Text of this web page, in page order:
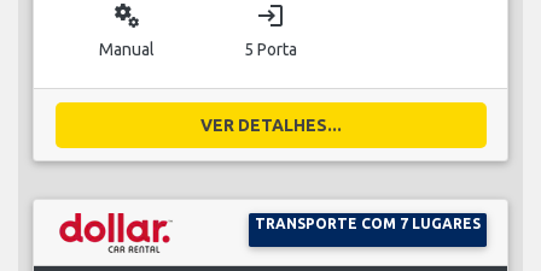
miscellaneous_services
Manual
login
5 Porta
VER DETALHES...
TRANSPORTE COM 7 LUGARES